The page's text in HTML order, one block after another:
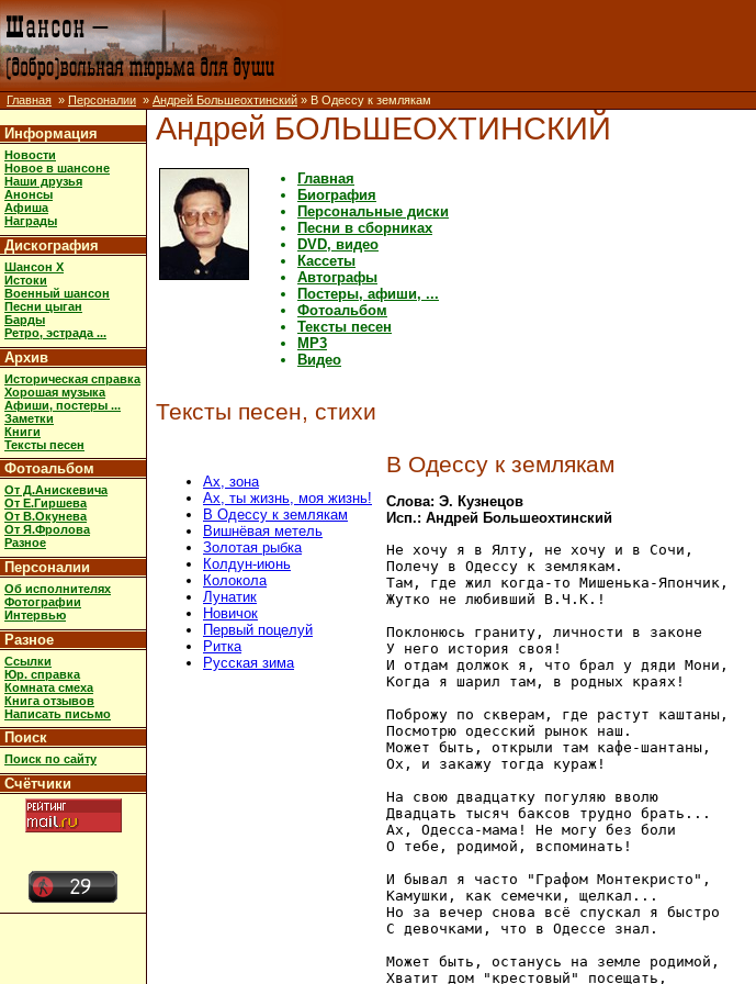
Главная » Персоналии » Андрей Большеохтинский » В Одессу к землякам
Информация
Новости
Новое в шансоне
Наши друзья
Анонсы
Афиша
Награды
Дискография
Шансон X
Истоки
Военный шансон
Песни цыган
Барды
Ретро, эстрада ...
Архив
Историческая справка
Хорошая музыка
Афиши, постеры ...
Заметки
Книги
Тексты песен
Фотоальбом
От Д.Анискевича
От Е.Гиршева
От В.Окунева
От Я.Фролова
Разное
Персоналии
Об исполнителях
Фотографии
Интервью
Разное
Ссылки
Юр. справка
Комната смеха
Книга отзывов
Написать письмо
Поиск
Поиск по сайту
Счётчики
Андрей БОЛЬШЕОХТИНСКИЙ
Главная
Биография
Персональные диски
Песни в сборниках
DVD, видео
Кассеты
Автографы
Постеры, афиши, ...
Фотоальбом
Тексты песен
MP3
Видео
Тексты песен, стихи
Ах, зона
Ах, ты жизнь, моя жизнь!
В Одессу к землякам
Вишнёвая метель
Золотая рыбка
Колдун-июнь
Колокола
Лунатик
Новичок
Первый поцелуй
Ритка
Русская зима
В Одессу к землякам
Слова: Э. Кузнецов
Исп.: Андрей Большеохтинский
Не хочу я в Ялту, не хочу и в Сочи,
Полечу в Одессу к землякам.
Там, где жил когда-то Мишенька-Япончик,
Жутко не любивший В.Ч.К.!
Поклонюсь граниту, личности в законе
У него история своя!
И отдам должок я, что брал у дяди Мони,
Когда я шарил там, в родных краях!
Поброжу по скверам, где растут каштаны,
Посмотрю одесский рынок наш.
Может быть, открыли там кафе-шантаны,
Ох, и закажу тогда кураж!
На свою двадцатку погуляю вволю
Двадцать тысяч баксов трудно брать...
Ах, Одесса-мама! Не могу без боли
О тебе, родимой, вспоминать!
И бывал я часто "Графом Монтекристо",
Камушки, как семечки, щелкал...
Но за вечер снова всё спускал я быстро
С девочками, что в Одессе знал.
Может быть, останусь на земле родимой,
Хватит дом "крестовый" посещать,